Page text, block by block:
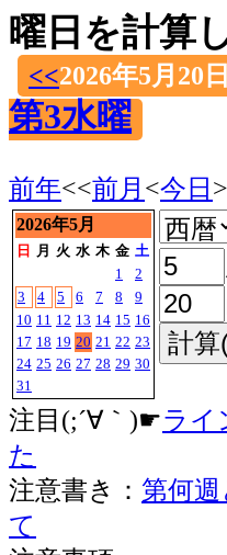
曜日を計算
<<2026年5月20日
第3水曜
前年<<前月 <今日 >
2026年5月
日 月 火 水 木 金 土
1
2
3
4 5 6 7 8
9
10 11 12 13 14 15 16
17 18 19 20 21 22 23
24 25 26 27 28 29 30
31
注目(;´∀｀)☛ライ
た
注意書き： 第何
て